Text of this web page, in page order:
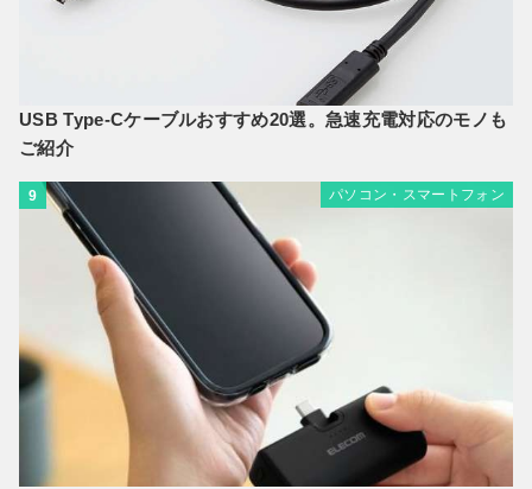
USB Type-Cケーブルおすすめ20選。急速充電対応のモノも
ご紹介
9 パソコン・スマートフォン